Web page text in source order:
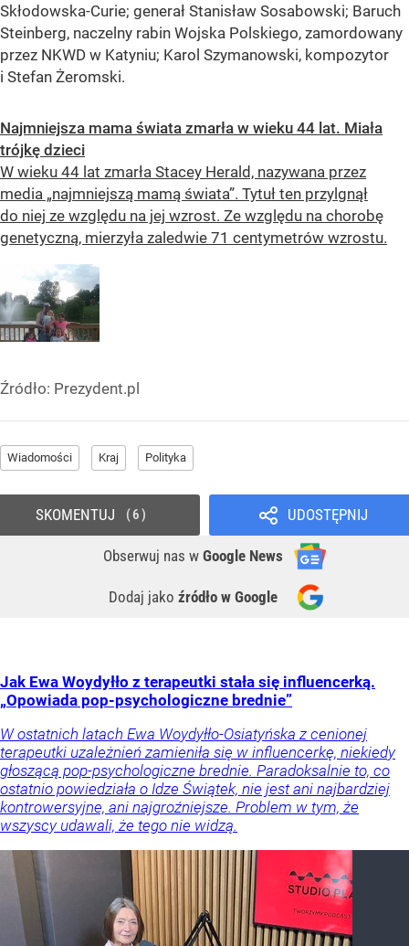
Skłodowska-Curie; generał Stanisław Sosabowski; Baruch
Steinberg, naczelny rabin Wojska Polskiego, zamordowany
przez NKWD w Katyniu; Karol Szymanowski, kompozytor
i Stefan Żeromski.
Najmniejsza mama świata zmarła w wieku 44 lat. Miała
trójkę dzieci
W wieku 44 lat zmarła Stacey Herald, nazywana przez
media „najmniejszą mamą świata”. Tytuł ten przylgnął
do niej ze względu na jej wzrost. Ze względu na chorobę
genetyczną, mierzyła zaledwie 71 centymetrów wzrostu.
Źródło: Prezydent.pl
Wiadomości Kraj Polityka
UDOSTĘPNIJ
Obserwuj nas w Google News
Dodaj jako źródło w Google
SKOMENTUJ 6
Jak Ewa Woydyłło z terapeutki stała się influencerką.
„Opowiada pop-psychologiczne brednie”
W ostatnich latach Ewa Woydyłło-Osiatyńska z cenionej
terapeutki uzależnień zamieniła się w influencerkę, niekiedy
głoszącą pop-psychologiczne brednie. Paradoksalnie to, co
ostatnio powiedziała o Idze Świątek, nie jest ani najbardziej
kontrowersyjne, ani najgroźniejsze. Problem w tym, że
wszyscy udawali, że tego nie widzą.